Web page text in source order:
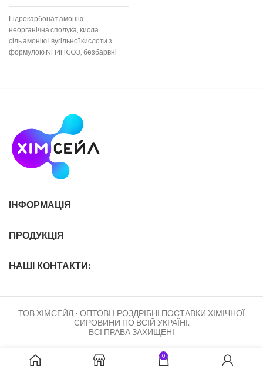
Гідрокарбонат амонію —
неорганічна сполука, кисла
сіль амонію і вугільної кислоти з
формулою NH4HCO3, безбарвні
ІНФОРМАЦІЯ
ПРОДУКЦІЯ
НАШІ КОНТАКТИ:
ТОВ ХІМСЕЙЛ - ОПТОВІ І РОЗДРІБНІ ПОСТАВКИ ХІМІЧНОЇ
СИРОВИНИ ПО ВСІЙ УКРАЇНІ.
ВСІ ПРАВА ЗАХИЩЕНІ
0